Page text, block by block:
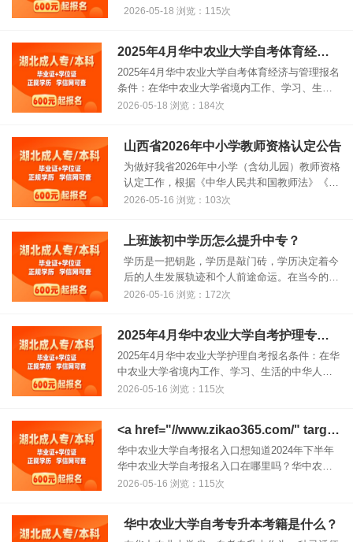
考试是成人教育三种学历形式中唯一一个可以自
2026-05-18 浏览：115次
2025年4月华中农业大学自考体育经济与管理(26年停考)本科报名条件
2025年4月华中农业大学自考体育经济与管理报名
条件：在华中农业大学省境内工作、学习、生活
的中华人民共和国公民，均可报名参加华中农业
2026-05-18 浏览：184次
山西省2026年中小学教师资格认定公告
为做好我省2026年中小学（含幼儿园）教师资格
认定工作，根据《中华人民共和国教师法》《教
师资格条例》和《〈教师资格条例〉实施办
2026-05-16 浏览：103次
上班族初中学历怎么提升中专？
学历是一把钥匙，学历是敲门砖，学历决定着今
后的人生发展轨迹和个人前途命运。在当今的社
会上成人高考越发热门，下面本小编为大家解答
2026-05-16 浏览：172次
2025年4月华中农业大学自考护理专科报名条件
2025年4月华中农业大学护理自考报名条件：在华
中农业大学省境内工作、学习、生活的中华人民
共和国公民，均可报名参加华中农业大学自考专
2026-05-16 浏览：115次
<a href="//www.zikao365.com/" target="_blank" class="logo fl"><img src="https://www.zikao365.com/images/index2020/logo.png" alt="自考365-自考学历培训"></a>
华中农业大学自考报名入口想知道2024年下半年
华中农业大学自考报名入口在哪里吗？华中农业
大学省高等教育自学考试官方网站是您获取报名
2026-05-16 浏览：115次
华中农业大学自考专升本考籍是什么？